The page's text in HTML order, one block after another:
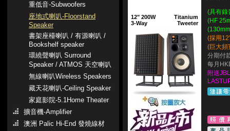
重低音-Subwoofers
座地式喇叭-Floorstand
Speaker
書架座檯喇叭 / 有源喇叭 /
Bookshelf speaker
環繞聲喇叭 Surround
Speaker / ATMOS 天空喇叭
無線喇叭Wireless Speakers
藏天花喇叭-Ceiling Speaker
家庭影院-5.1Home Theater
擴音機-Amplifier
澳洲 Palic Hi-End 發燒線材
12" 200W
3-Way
Titanium
Tweeter
(具有錄
(HF
(採用
(巨大頻
分期付
每月
附送